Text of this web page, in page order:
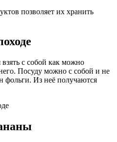
взять с собой как можно
Посуду можно с собой и не
фольги. Из неё получаются